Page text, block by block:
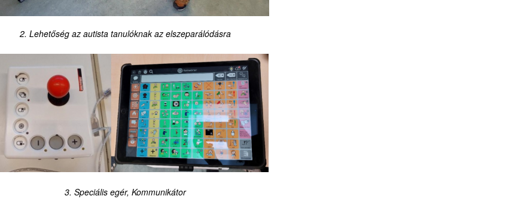
2. Lehetőség az autista tanulóknak az elszeparálódásra
3. Speciális egér, Kommunikátor